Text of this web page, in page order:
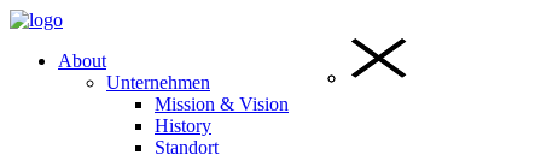
About
Unternehmen
Mission & Vision
History
Standort